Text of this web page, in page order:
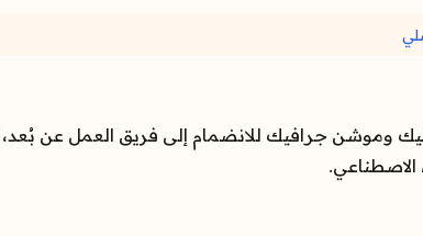
جرافيك للانضمام إلى فريق العمل عن بُعد،
الاصطناعي.